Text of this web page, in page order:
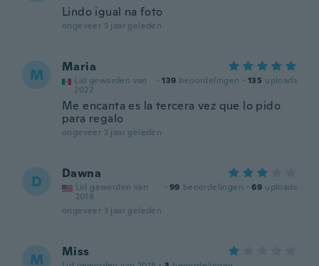
Lindo igual na foto
ongeveer 3 jaar geleden
M Maria
Lid geworden van
2022
· 139 beoordelingen · 135 uploads
Me encanta es la tercera vez que lo pido
para regalo
ongeveer 3 jaar geleden
D Dawna
Lid geworden van
2018
· 99 beoordelingen · 69 uploads
ongeveer 3 jaar geleden
M Miss